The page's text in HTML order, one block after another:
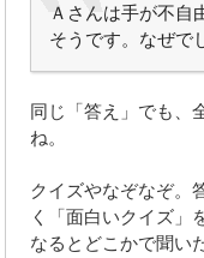
Ａさんは手が不自
そうです。なぜで
同じ「答え」でも、
ね。
クイズやなぞなぞ。
く「面白いクイズ」
なるとどこかで聞い